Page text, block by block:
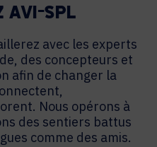
AVI-SPL
avec les experts
des concepteurs et
afin de changer la
Nous opérons à
des sentiers battus
comme des amis.